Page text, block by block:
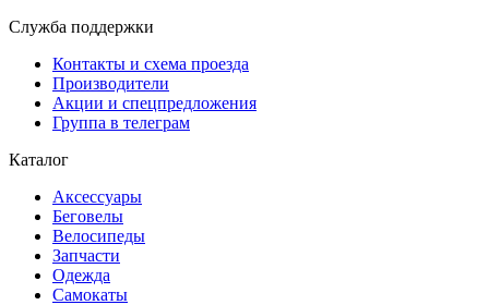
Служба поддержки
Контакты и схема проезда
Производители
Акции и спецпредложения
Группа в телеграм
Каталог
Аксессуары
Беговелы
Велосипеды
Запчасти
Одежда
Самокаты